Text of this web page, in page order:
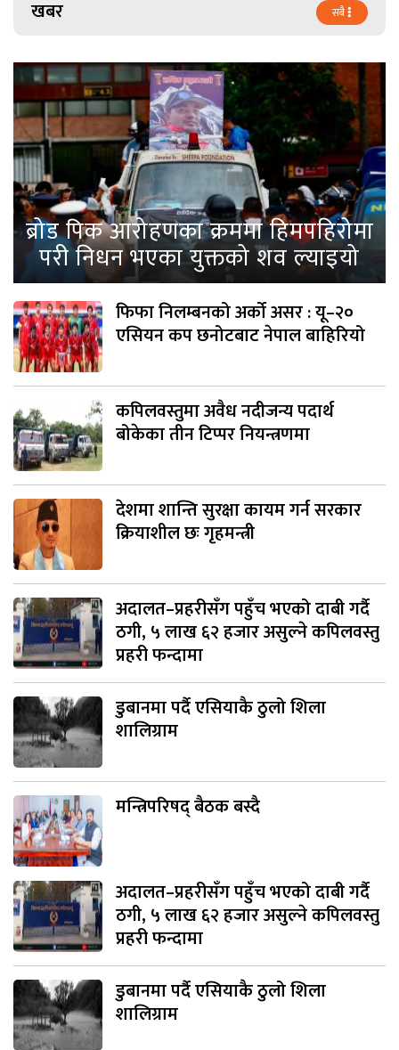
खबर सबै
ब्रोड पिक आरोहणका क्रममा हिमपहिरोमा
परी निधन भएका युक्तको शव ल्याइयो
फिफा निलम्बनको अर्को असर : यू–२०
एसियन कप छनोटबाट नेपाल बाहिरियो
कपिलवस्तुमा अवैध नदीजन्य पदार्थ
बोकेका तीन टिप्पर नियन्त्रणमा
देशमा शान्ति सुरक्षा कायम गर्न सरकार
क्रियाशील छः गृहमन्त्री
अदालत–प्रहरीसँग पहुँच भएको दाबी गर्दै
ठगी, ५ लाख ६२ हजार असुल्ने कपिलवस्तु
प्रहरी फन्दामा
डुबानमा पर्दै एसियाकै ठुलो शिला
शालिग्राम
मन्त्रिपरिषद् बैठक बस्दै
अदालत–प्रहरीसँग पहुँच भएको दाबी गर्दै
ठगी, ५ लाख ६२ हजार असुल्ने कपिलवस्तु
प्रहरी फन्दामा
डुबानमा पर्दै एसियाकै ठुलो शिला
शालिग्राम